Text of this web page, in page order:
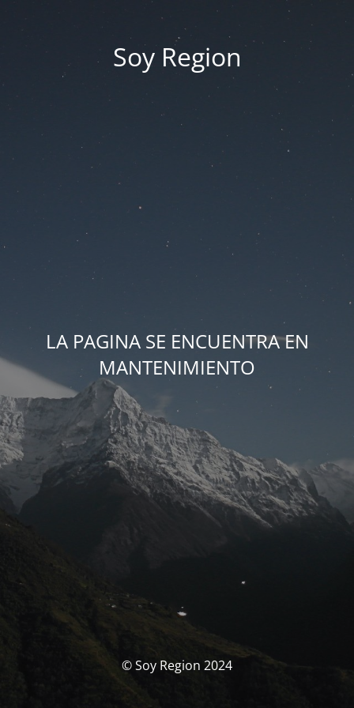
Soy Region
LA PAGINA SE ENCUENTRA EN
MANTENIMIENTO
© Soy Region 2024